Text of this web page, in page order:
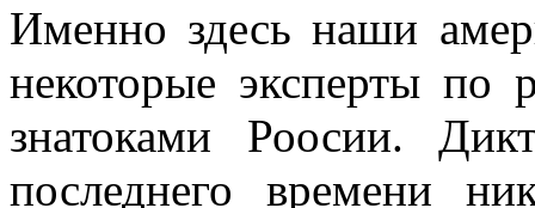
Именно здесь наши
некоторые эксперты
знатоками Роосии.
последнего времени